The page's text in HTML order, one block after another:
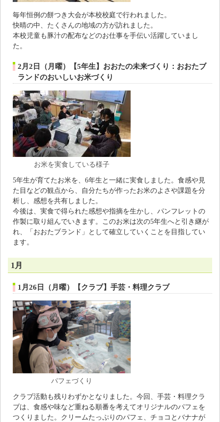
毎年恒例の餅つき大会が本校校庭で行われました。
快晴の中、たくさんの地域の方が訪れました。
本校児童も豚汁の配布などのお仕事を手伝い活躍していまし
た。
2月2日（月曜）【5年生】おおたの未来づくり：おおたブ
ランドのおいしいお米づくり
お米を実食している様子
5年生が育てたお米を、6年生と一緒に実食しました。食感や見
た目などの観点から、自分たちが作ったお米のよさや課題を分
析し、感想を共有しました。
今後は、実食で得られた感想や指摘を生かし、パンフレットの
作製に取り組んでいきます。このお米は次の5年生へと引き継が
れ、「おおたブランド」として確立していくことを目指してい
ます。
1月
1月26日（月曜）【クラブ】手芸・料理クラブ
パフェづくり
クラブ活動も残りわずかとなりました。今回、手芸・料理クラ
ブは、食感や味など重ねる順番を考えてオリジナルのパフェを
つくりました。クリームたっぷりのパフェ、チョコとバナナが